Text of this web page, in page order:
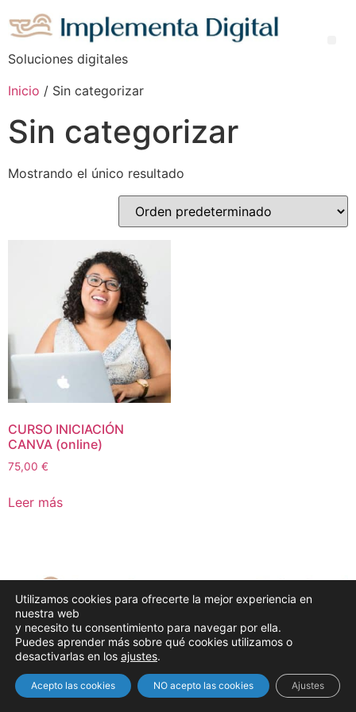
Soluciones digitales
Inicio / Sin categorizar
Sin categorizar
Mostrando el único resultado
CURSO INICIACIÓN
CANVA (online)
75,00 €
Leer más
Soluciones digitales
Todos los derechos reservados
Utilizamos cookies para ofrecerte la mejor experiencia en
nuestra web
y necesito tu consentimiento para navegar por ella.
Puedes aprender más sobre qué cookies utilizamos o
desactivarlas en los ajustes.
Acepto las cookies NO acepto las cookies Ajustes